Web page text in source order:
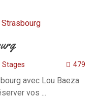
479
Stages
avec Lou Baeza
vos ...